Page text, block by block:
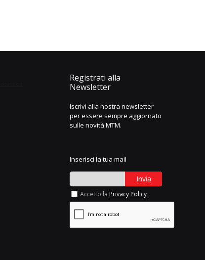
Registrati alla
Newsletter
Iscrivi alla nostra newsletter
per essere sempre aggiornato
sulle novità MTM.
Inserisci la tua mail
Invia
Accetto la Privacy Policy